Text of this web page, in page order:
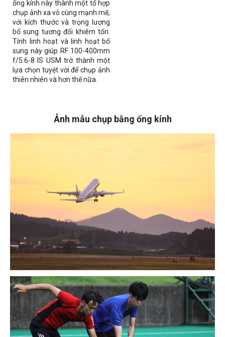
ống kính này thành một tổ hợp
chụp ảnh xa vô cùng mạnh mẽ,
với kích thước và trọng lượng
bổ sung tương đối khiêm tốn.
Tính linh hoạt và linh hoạt bổ
sung này giúp RF 100-400mm
f/5.6-8 IS USM trở thành một
lựa chọn tuyệt vời để chụp ảnh
thiên nhiên và hơn thế nữa.
Ảnh mẫu chụp bằng ống kính